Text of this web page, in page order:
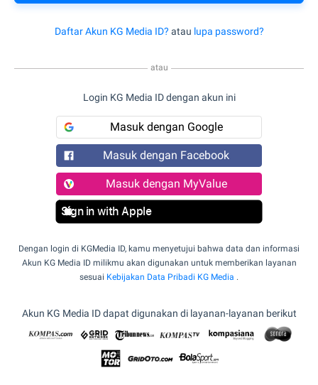
Daftar Akun KG Media ID? atau lupa password?
atau
Login KG Media ID dengan akun ini
Masuk dengan Google
Masuk dengan Facebook
Masuk dengan MyValue
Sign in with Apple
Dengan login di KGMedia ID, kamu menyetujui bahwa data dan informasi
Akun KG Media ID milikmu akan digunakan untuk memberikan layanan
sesuai Kebijakan Data Pribadi KG Media .
Akun KG Media ID dapat digunakan di layanan-layanan berikut